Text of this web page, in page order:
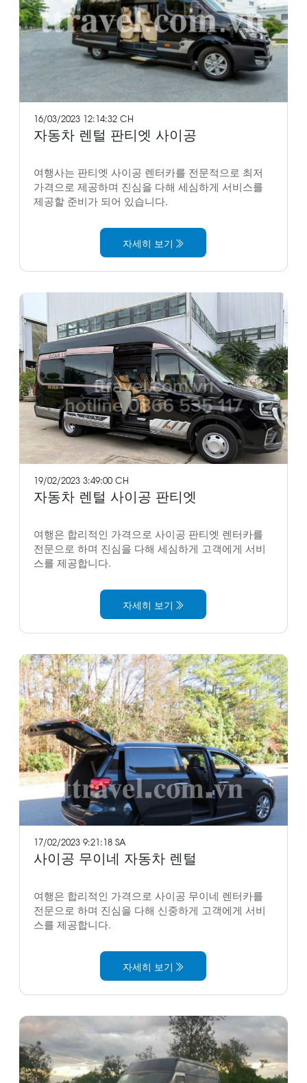
16/03/2023 12:14:32 CH
자동차 렌털 판티엣 사이공
여행사는 판티엣 사이공 렌터카를 전문적으로 최저
가격으로 제공하며 진심을 다해 세심하게 서비스를
제공할 준비가 되어 있습니다.
자세히 보기
19/02/2023 3:49:00 CH
자동차 렌털 사이공 판티엣
여행은 합리적인 가격으로 사이공 판티엣 렌터카를
전문으로 하며 진심을 다해 세심하게 고객에게 서비
스를 제공합니다.
자세히 보기
17/02/2023 9:21:18 SA
사이공 무이네 자동차 렌털
여행은 합리적인 가격으로 사이공 무이네 렌터카를
전문으로 하며 진심을 다해 신중하게 고객에게 서비
스를 제공합니다.
자세히 보기